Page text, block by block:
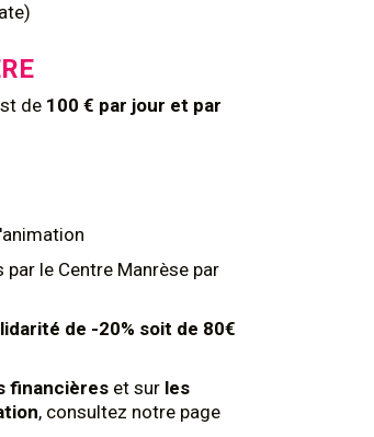
de 100 € par jour et par
le Centre Manrèse par
de -20% soit de 80€
financières et sur les
, consultez notre page